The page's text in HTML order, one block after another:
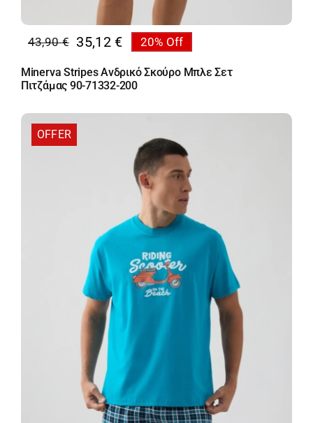
43,90€
Original
price
was:
35,12 €
Η
τρέχουσα
τιμή
35,12 €.
20% Off
Minerva Stripes Ανδρικό Σκούρο Μπλε Σετ
Πιτζάμας 90-71332-200
OFFER